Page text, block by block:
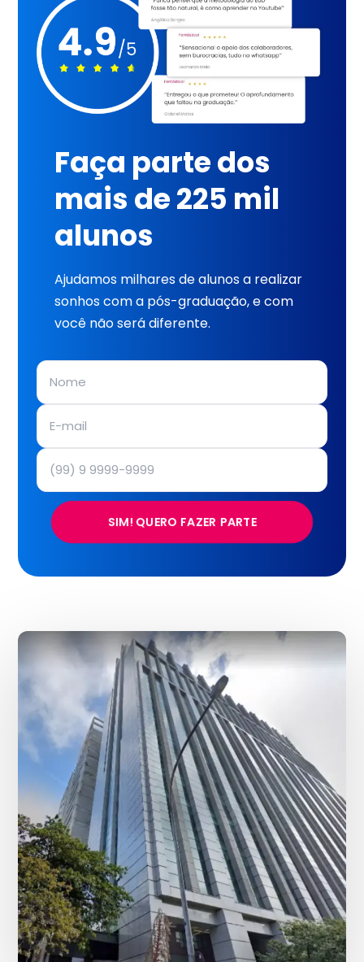
Faça parte dos
mais de 225 mil
alunos
Ajudamos milhares de alunos a realizar
sonhos com a pós-graduação, e com
você não será diferente.
SIM! QUERO FAZER PARTE